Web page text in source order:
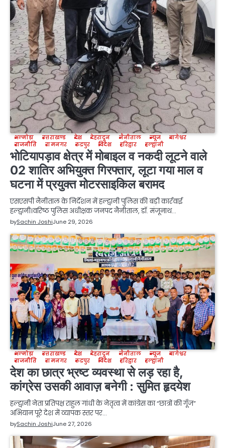
अल्मोड़ा उत्तराखण्ड देश देहरादून नैनीताल न्यूज
बागेश्वर
राजनीति
रामनगर रुद्रपुर विदेश हरिद्वार हल्द्वानी
भोटियापड़ाव क्षेत्र में मोबाइल व नकदी लूटने वाले
02 शातिर अभियुक्त गिरफ्तार, लूटा गया माल व
घटना में प्रयुक्त मोटरसाइकिल बरामद
एसएसपी नैनीताल के निर्देशन में हल्द्वानी पुलिस की बड़ी कार्रवाई
हल्द्वानी।वरिष्ठ पुलिस अधीक्षक जनपद नैनीताल, डॉ. मंजूनाथ…
bySachin JoshiJune 29, 2026
अल्मोड़ा उत्तराखण्ड देश देहरादून नैनीताल न्यूज
बागेश्वर
राजनीति
रामनगर रुद्रपुर विदेश हरिद्वार हल्द्वानी
देश का छात्र भ्रष्ट व्यवस्था से लड़ रहा है,
कांग्रेस उसकी आवाज़ बनेगी : सुमित हृदयेश
हल्द्वानी नेता प्रतिपक्ष राहुल गांधी के नेतृत्व में कांग्रेस का “छात्रों की गूँज”
अभियान पूरे देश में व्यापक स्तर पर…
bySachin JoshiJune 27, 2026